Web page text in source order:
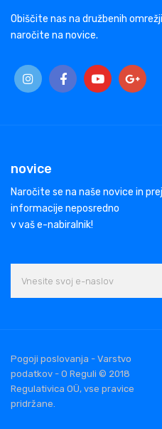
Obiščite nas na družbenih
naročite na novice.
novice
Naročite se na naše novice in
informacije neposredno
v vaš e-nabiralnik!
Pogoji poslovanja - Varstvo
podatkov - O Reguli © 2018
Regulativica OÜ, vse pravice
pridržane.